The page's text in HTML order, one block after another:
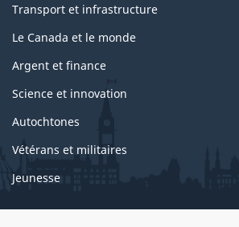
Transport et infrastructure
Le Canada et le monde
Argent et finance
Science et innovation
Autochtones
Vétérans et militaires
Jeunesse